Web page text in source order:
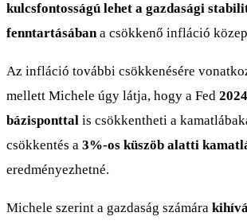
kulcsfontosságú lehet a gazdasági
fenntartásábana csökkenő infláció
Az infláció további csökkenésére
mellett Michele úgy látja, hogy a Fed
bázisponttal is csökkentheti a
csökkentés a 3%-os küszöb alatti
eredményezhetné.
Michele szerint a gazdaság számára